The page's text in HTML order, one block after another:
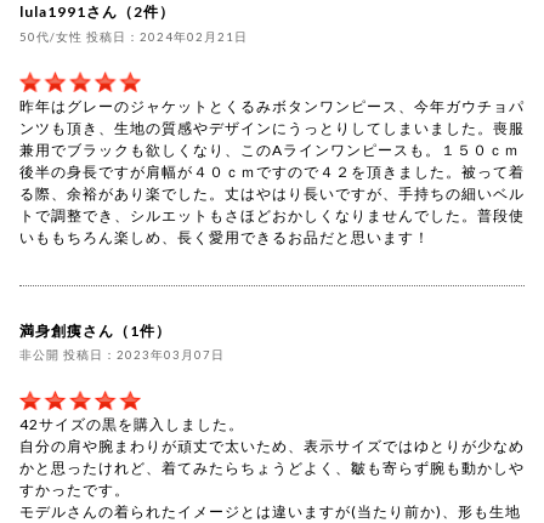
lula1991さん（2件）
50代/女性 投稿日：2024年02月21日
昨年はグレーのジャケットとくるみボタンワンピース、今年ガウチョパ
ンツも頂き、生地の質感やデザインにうっとりしてしまいました。喪服
兼用でブラックも欲しくなり、このAラインワンピースも。１５０ｃｍ
後半の身長ですが肩幅が４０ｃｍですので４２を頂きました。被って着
る際、余裕があり楽でした。丈はやはり長いですが、手持ちの細いベル
トで調整でき、シルエットもさほどおかしくなりませんでした。普段使
いももちろん楽しめ、長く愛用できるお品だと思います！
満身創痍さん（1件）
非公開 投稿日：2023年03月07日
42サイズの黒を購入しました。
自分の肩や腕まわりが頑丈で太いため、表示サイズではゆとりが少なめ
かと思ったけれど、着てみたらちょうどよく、皺も寄らず腕も動かしや
すかったです。
モデルさんの着られたイメージとは違いますが(当たり前か)、形も生地